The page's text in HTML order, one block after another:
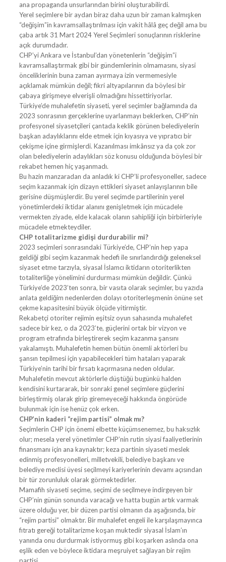
ana propaganda unsurlarından birini oluşturabilirdi.
Yerel seçimlere bir aydan biraz daha uzun bir zaman kalmışken
“değişim”in kavramsallaştırılması için vakit hâlâ geç değil ama bu
çaba artık 31 Mart 2024 Yerel Seçimleri sonuçlarının risklerine
açık durumdadır.
CHP’yi Ankara ve İstanbul’dan yönetenlerin “değişim”i
kavramsallaştırmak gibi bir gündemlerinin olmamasını, siyasi
önceliklerinin buna zaman ayırmaya izin vermemesiyle
açıklamak mümkün değil; fikri altyapılarının da böylesi bir
çabaya girişmeye elverişli olmadığını hissettiriyorlar.
Türkiye’de muhalefetin siyaseti, yerel seçimler bağlamında da
2023 sonrasının gerçeklerine uyarlanmayı beklerken, CHP’nin
profesyonel siyasetçileri çantada keklik görünen belediyelerin
başkan adaylıklarını elde etmek için kıyasıya ve yıpratıcı bir
çekişme içine girmişlerdi. Kazanılması imkânsız ya da çok zor
olan belediyelerin adaylıkları söz konusu olduğunda böylesi bir
rekabet hemen hiç yaşanmadı.
Bu hazin manzaradan da anladık ki CHP’li profesyoneller, sadece
seçim kazanmak için dizayn ettikleri siyaset anlayışlarının bile
gerisine düşmüşlerdir. Bu yerel seçimde partilerinin yerel
yönetimlerdeki iktidar alanını genişletmek için mücadele
vermekten ziyade, elde kalacak olanın sahipliği için birbirleriyle
mücadele etmekteydiler.
CHP totalitarizme gidişi durdurabilir mi?
2023 seçimleri sonrasındaki Türkiye’de, CHP’nin hep yapa
geldiği gibi seçim kazanmak hedefi ile sınırlandırdığı geleneksel
siyaset etme tarzıyla, siyasal İslamcı iktidarın otoriterlikten
totaliterliğe yönelimini durdurması mümkün değildir. Çünkü
Türkiye’de 2023’ten sonra, bir vasıta olarak seçimler, bu yazıda
anlata geldiğim nedenlerden dolayı otoriterleşmenin önüne set
çekme kapasitesini büyük ölçüde yitirmiştir.
Rekabetçi otoriter rejimin eşitsiz oyun sahasında muhalefet
sadece bir kez, o da 2023’te, güçlerini ortak bir vizyon ve
program etrafında birleştirerek seçim kazanma şansını
yakalamıştı. Muhalefetin hemen bütün önemli aktörleri bu
şansın tepilmesi için yapabilecekleri tüm hataları yaparak
Türkiye’nin tarihi bir fırsatı kaçırmasına neden oldular.
Muhalefetin mevcut aktörlerle düştüğü bugünkü halden
kendisini kurtararak, bir sonraki genel seçimlere güçlerini
birleştirmiş olarak girip giremeyeceği hakkında öngörüde
bulunmak için ise henüz çok erken.
CHP’nin kaderi “rejim partisi” olmak mı?
Seçimlerin CHP için önemi elbette küçümsenemez, bu haksızlık
olur; mesela yerel yönetimler CHP’nin rutin siyasi faaliyetlerinin
finansmanı için ana kaynaktır; keza partinin siyaseti meslek
edinmiş profesyonelleri, milletvekili, belediye başkanı ve
belediye meclisi üyesi seçilmeyi kariyerlerinin devamı açısından
bir tür zorunluluk olarak görmektedirler.
Mamafih siyaseti seçime, seçimi de seçilmeye indirgeyen bir
CHP’nin günün sonunda varacağı ve hatta bugün artık varmak
üzere olduğu yer, bir düzen partisi olmanın da aşağısında, bir
“rejim partisi” olmaktır. Bir muhalefet engeli ile karşılaşmayınca
fıtratı gereği totalitarizme koşan muktedir siyasal İslam’ın
yanında onu durdurmak istiyormuş gibi koşarken aslında ona
eşlik eden ve böylece iktidara meşruiyet sağlayan bir rejim